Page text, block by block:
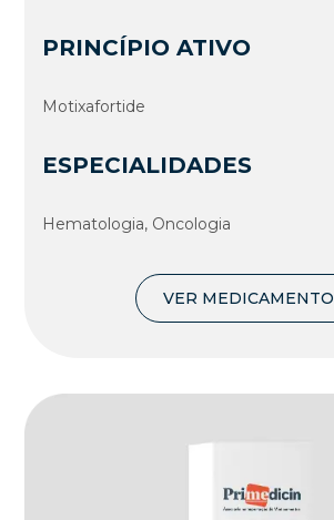
PRINCÍPIO ATIVO
Motixafortide
ESPECIALIDADES
Hematologia, Oncologia
VER MEDICAMENTO